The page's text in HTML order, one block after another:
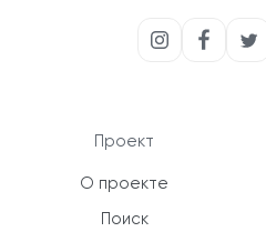
Проект
О проекте
Поиск